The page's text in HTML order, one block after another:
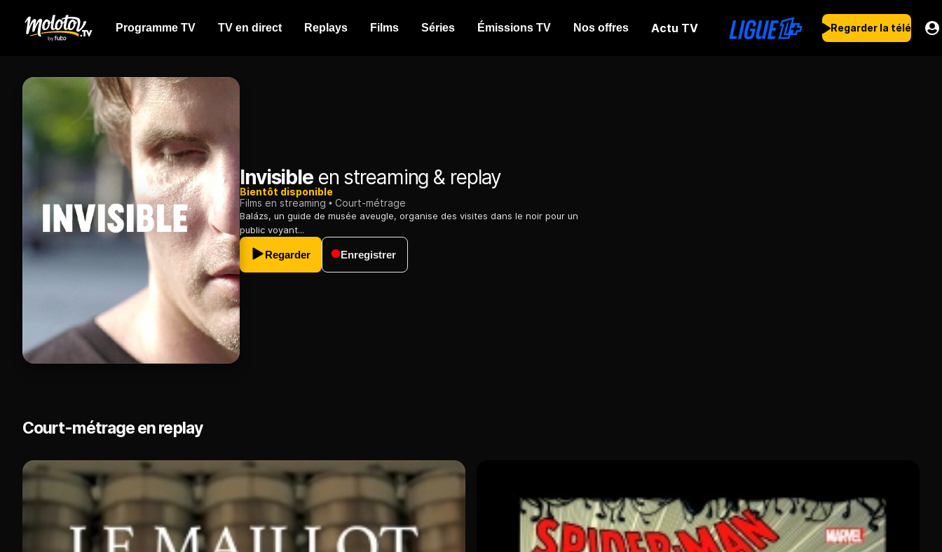
Programme TV TV en direct Replays Films Séries Émissions TV Nos offres Actu TV Regarder la télé
Invisibleen streaming & replay
Bientôt disponible
Films en streaming
Court-métrage
Balázs, un guide de musée aveugle, organise des visites dans le noir pour un
public voyant...
Regarder Enregistrer
Court-métrage en replay